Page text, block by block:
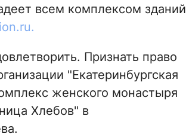
всем комплексом зданий
Признать право
"Екатеринбургская
женского монастыря
Хлебов" в